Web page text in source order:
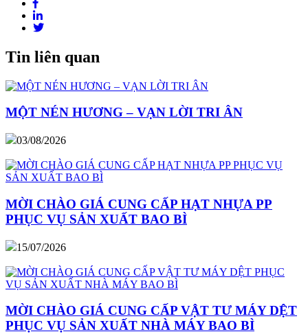
Tin liên quan
MỘT NÉN HƯƠNG – VẠN LỜI TRI ÂN
03/08/2026
MỜI CHÀO GIÁ CUNG CẤP HẠT NHỰA PP
PHỤC VỤ SẢN XUẤT BAO BÌ
15/07/2026
MỜI CHÀO GIÁ CUNG CẤP VẬT TƯ MÁY DỆT
PHỤC VỤ SẢN XUẤT NHÀ MÁY BAO BÌ